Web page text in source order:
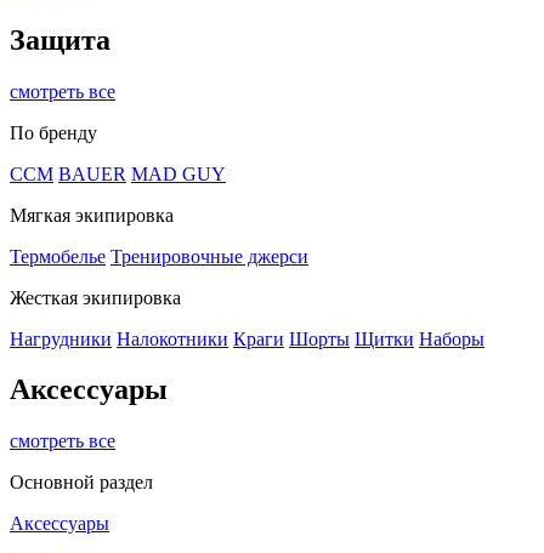
Защита
смотреть все
По бренду
CCM BAUER MAD GUY
Мягкая экипировка
Термобелье Тренировочные джерси
Жесткая экипировка
Нагрудники Налокотники Краги Шорты Щитки Наборы
Аксессуары
смотреть все
Основной раздел
Аксессуары